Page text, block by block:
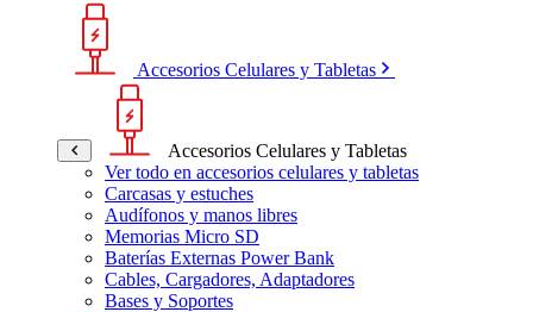
Accesorios Celulares y Tabletas
Accesorios Celulares y Tabletas
Ver todo en accesorios celulares y tabletas
Carcasas y estuches
Audífonos y manos libres
Memorias Micro SD
Baterías Externas Power Bank
Cables, Cargadores, Adaptadores
Bases y Soportes